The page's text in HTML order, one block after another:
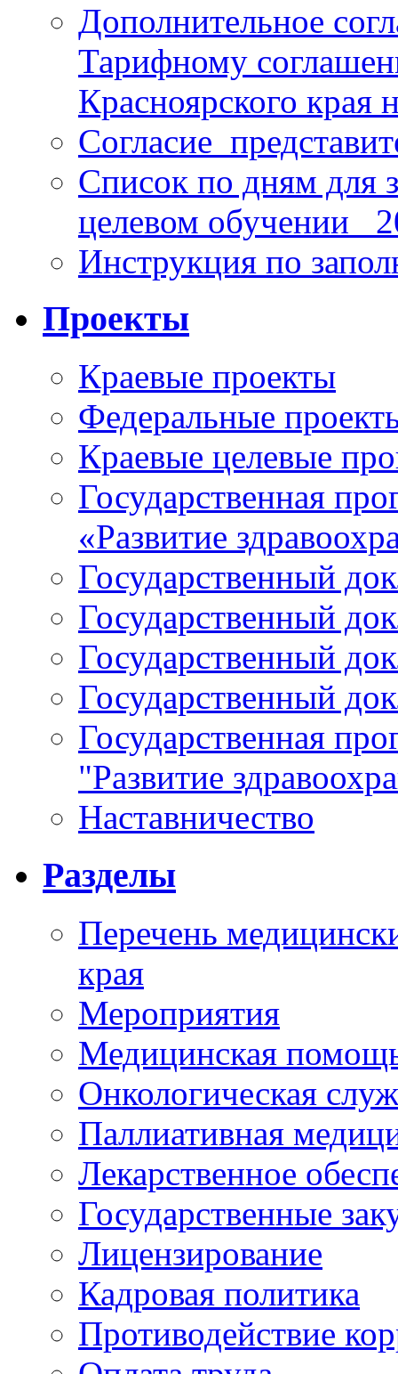
Дополнительное
Тарифному
Красноярского края
Список по дням для
целевом обучении_
Инструкция по
Проекты
Краевые проекты
Федеральные
Краевые целевые
Государственная
«Развитие
Государственный
Государственный
Государственный
Государственный
Государственная
"Развитие
Наставничество
Разделы
Перечень
края
Мероприятия
Медицинская
Онкологическая
Паллиативная
Лекарственное
Государственные
Лицензирование
Кадровая политика
Противодействие